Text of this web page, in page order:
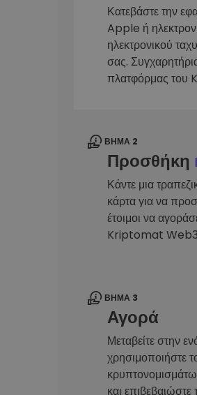
Κατεβάστε την
Apple ή
ηλεκτρονικού
σας.
πλατφόρμας του
ΒΉΜΑ 2
Προσθήκη
Κάντε μια
κάρτα για να
έτοιμοι να
Kriptomat Web3
ΒΉΜΑ 3
Αγορά
Μεταβείτε στην
χρησιμοποιήστε
και